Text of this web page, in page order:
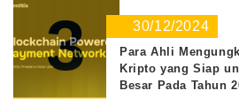
3 30/12/2024
Para Ahli
Kripto yang Siap
Besar Pada Tahun